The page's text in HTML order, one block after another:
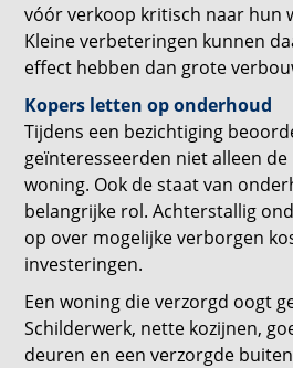
vóór verkoop kritisch naar hun
Kleine verbeteringen kunnen
effect hebben dan grote
Kopers letten op onderhoud
Tijdens een bezichtiging
geïnteresseerden niet alleen
woning. Ook de staat van
belangrijke rol. Achterstallig
op over mogelijke verborgen
investeringen.
Een woning die verzorgd oogt
Schilderwerk, nette kozijnen,
deuren en een verzorgde